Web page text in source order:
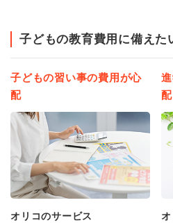
子どもの教育費用に備えた
子どもの習い事の費用が心
配
オリコのサービス
配